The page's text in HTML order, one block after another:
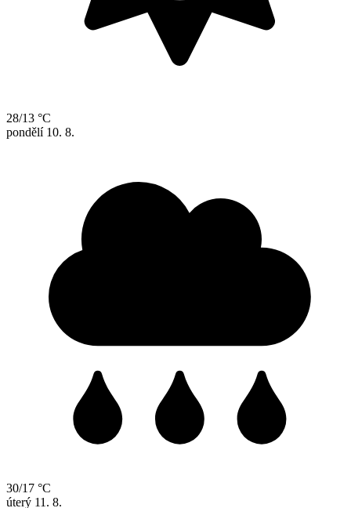
28/13 °C
pondělí 10. 8.
30/17 °C
úterý 11. 8.